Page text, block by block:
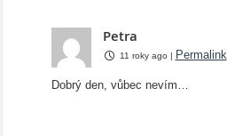
Petra
11 roky ago | Permalink
Dobrý den, vůbec nevím…